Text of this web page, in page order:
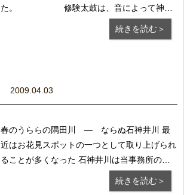
た。 修験太鼓は、音によって神仏
に供養を捧げ、神仏のご加護と 安穏を祈るも
のです。 山伏法衣をまとった修行者の打ち鳴
続きを読む＞
2009.04.03
春のうららの隅田川 ― ならぬ石神井川 最
近はお花見スポットの一つとして取り上げられ
ることが多くなった 石神井川は当事務所のす
ぐそばです。 今がまさに満開！ 昼間
はご近所の家族ずれがゆっくり散策を楽しみ、
続きを読む＞